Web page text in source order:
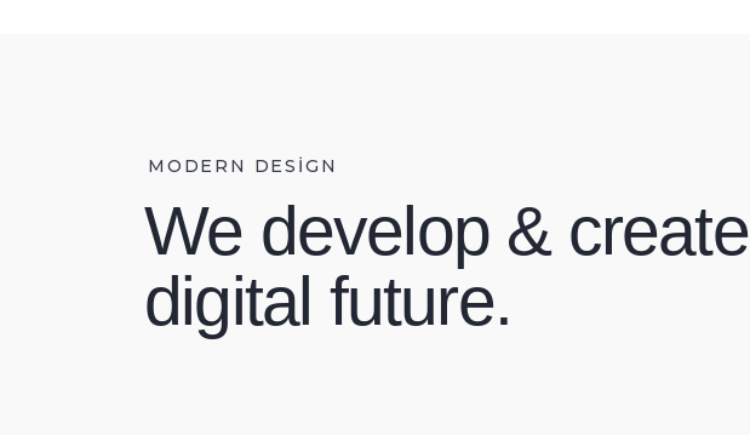
MODERN DESIGN
We develop & create
digital future.